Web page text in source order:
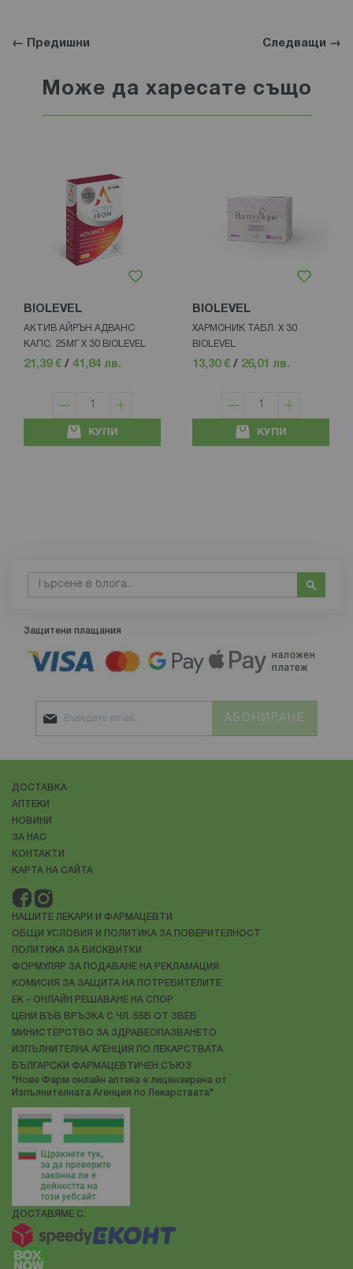
← Предишни Следващи →
Може да харесате също
BIOLEVEL
АКТИВ АЙРЪН АДВАНС
КАПС. 25МГ Х 30 BIOLEVEL
21,39 € / 41,84 лв.
КУПИ
BIOLEVEL
ХАРМОНИК ТАБЛ. Х 30
BIOLEVEL
13,30 € / 26,01 лв.
КУПИ
Търсене
Защитени плащания
АБОНИРАНЕ
ДОСТАВКА
АПТЕКИ
НОВИНИ
ЗА НАС
КОНТАКТИ
КАРТА НА САЙТА
НАШИТЕ ЛЕКАРИ И ФАРМАЦЕВТИ
ОБЩИ УСЛОВИЯ И ПОЛИТИКА ЗА ПОВЕРИТЕЛНОСТ
ПОЛИТИКА ЗА БИСКВИТКИ
ФОРМУЛЯР ЗА ПОДАВАНЕ НА РЕКЛАМАЦИЯ
КОМИСИЯ ЗА ЗАЩИТА НА ПОТРЕБИТЕЛИТЕ
ЕК - ОНЛАЙН РЕШАВАНЕ НА СПОР
ЦЕНИ ВЪВ ВРЪЗКА С ЧЛ. 55Б ОТ ЗВЕБ
МИНИСТЕРСТВО ЗА ЗДРАВЕОПАЗВАНЕТО
ИЗПЪЛНИТЕЛНА АГЕНЦИЯ ПО ЛЕКАРСТВАТА
БЪЛГАРСКИ ФАРМАЦЕВТИЧЕН СЪЮЗ
"Нове Фарм онлайн аптека е лицензирана от
Изпълнителната Агенция по Лекарствата"
ДОСТАВЯМЕ С: